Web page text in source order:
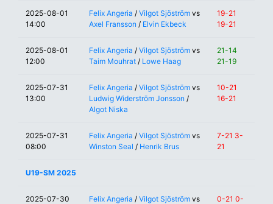
2025-08-01
14:00
Felix Angeria / Vilgot Sjöström vs
Axel Fransson / Elvin Ekbeck
19-21
19-21
2025-08-01
12:00
Felix Angeria / Vilgot Sjöström vs
Taim Mouhrat / Lowe Haag
21-14
21-19
2025-07-31
13:00
Felix Angeria / Vilgot Sjöström vs
Ludwig Widerström Jonsson /
Algot Niska
10-21
16-21
2025-07-31
08:00
Felix Angeria / Vilgot Sjöström vs
Winston Seal / Henrik Brus
7-21 3-
21
U19-SM 2025
2025-07-30
Felix Angeria / Vilgot Sjöström vs
0-21 0-